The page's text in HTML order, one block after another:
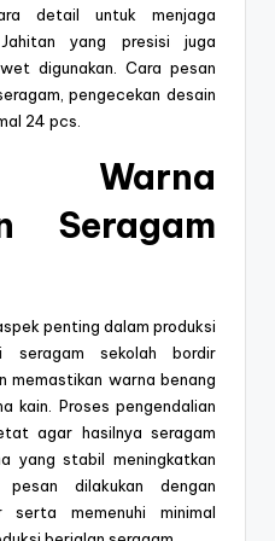
detail untuk menjaga
yang presisi juga
digunakan. Cara pesan
pengecekan desain
24 pcs.
Warna
Seragam
penting dalam produksi
seragam sekolah bordir
memastikan warna benang
kain. Proses pengendalian
agar hasilnya seragam
yang stabil meningkatkan
dilakukan dengan
serta memenuhi minimal